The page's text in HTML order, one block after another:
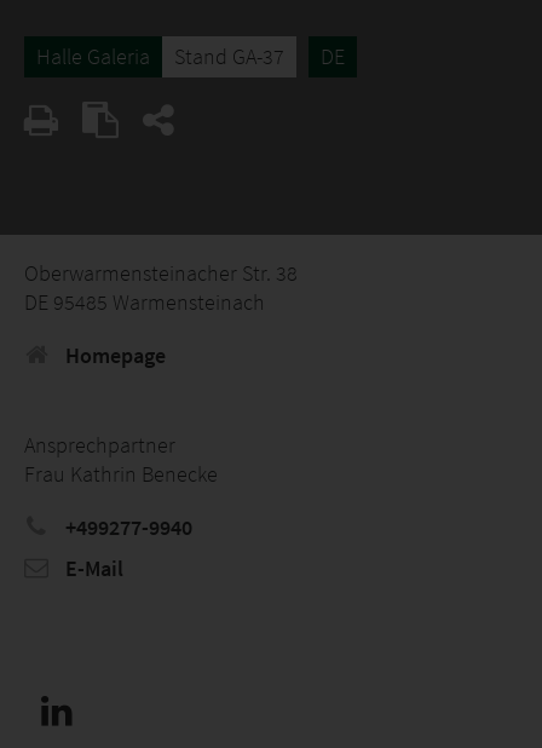
Halle Galeria Stand GA-37 DE
Oberwarmensteinacher Str. 38
DE 95485 Warmensteinach
Homepage
Ansprechpartner
Frau Kathrin Benecke
+499277-9940
E-Mail